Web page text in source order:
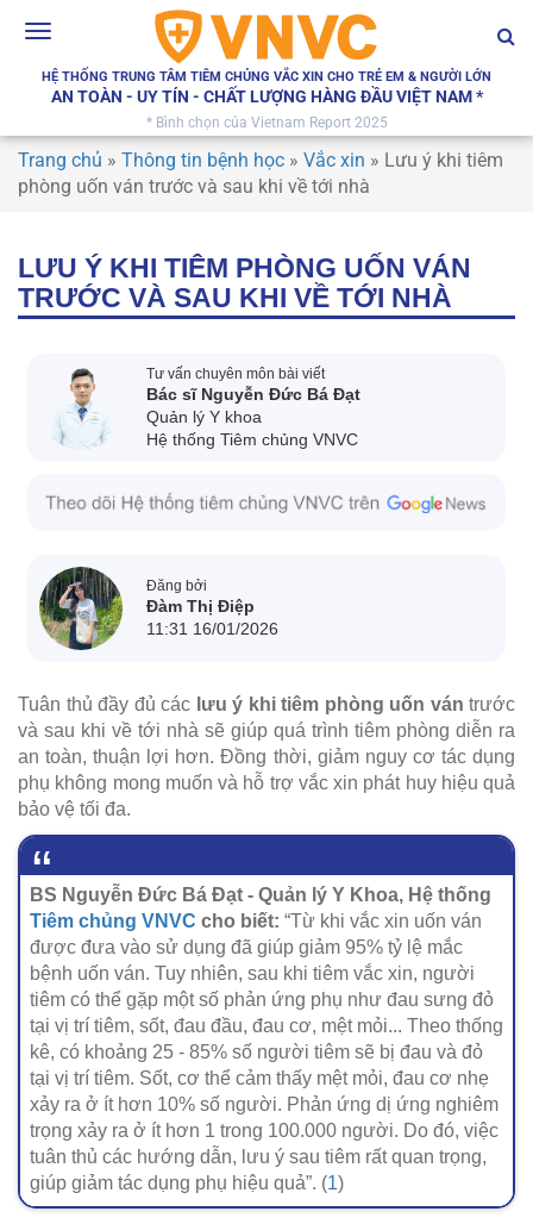
Toggle
HỆ THỐNG TRUNG TÂM TIÊM CHỦNG VẮC XIN CHO TRẺ EM & NGƯỜI LỚN
AN TOÀN - UY TÍN - CHẤT LƯỢNG HÀNG ĐẦU VIỆT NAM *
* Bình chọn của Vietnam Report 2025
Trang chủ » Thông tin bệnh học » Vắc xin » Lưu ý khi tiêm
phòng uốn ván trước và sau khi về tới nhà
LƯU Ý KHI TIÊM PHÒNG UỐN VÁN
TRƯỚC VÀ SAU KHI VỀ TỚI NHÀ
Tư vấn chuyên môn bài viết
Bác sĩ Nguyễn Đức Bá Đạt
Quản lý Y khoa
Hệ thống Tiêm chủng VNVC
Đăng bởi
Đàm Thị Điệp
11:31 16/01/2026
Tuân thủ đầy đủ các lưu ý khi tiêm phòng uốn ván trước
và sau khi về tới nhà sẽ giúp quá trình tiêm phòng diễn ra
an toàn, thuận lợi hơn. Đồng thời, giảm nguy cơ tác dụng
phụ không mong muốn và hỗ trợ vắc xin phát huy hiệu quả
bảo vệ tối đa.
BS Nguyễn Đức Bá Đạt - Quản lý Y Khoa, Hệ thống
Tiêm chủng VNVC cho biết: “Từ khi vắc xin uốn ván
được đưa vào sử dụng đã giúp giảm 95% tỷ lệ mắc
bệnh uốn ván. Tuy nhiên, sau khi tiêm vắc xin, người
tiêm có thể gặp một số phản ứng phụ như đau sưng đỏ
tại vị trí tiêm, sốt, đau đầu, đau cơ, mệt mỏi... Theo thống
kê, có khoảng 25 - 85% số người tiêm sẽ bị đau và đỏ
tại vị trí tiêm. Sốt, cơ thể cảm thấy mệt mỏi, đau cơ nhẹ
xảy ra ở ít hơn 10% số người. Phản ứng dị ứng nghiêm
trọng xảy ra ở ít hơn 1 trong 100.000 người. Do đó, việc
tuân thủ các hướng dẫn, lưu ý sau tiêm rất quan trọng,
giúp giảm tác dụng phụ hiệu quả”. (1)